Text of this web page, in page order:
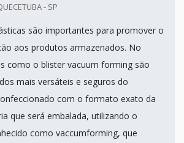
- SP
são importantes para promover o
aos produtos armazenados. No
como o blister vacuum forming são
mais versáteis e seguros do
com o formato exato da
que será embalada, utilizando o
como vaccumforming, que